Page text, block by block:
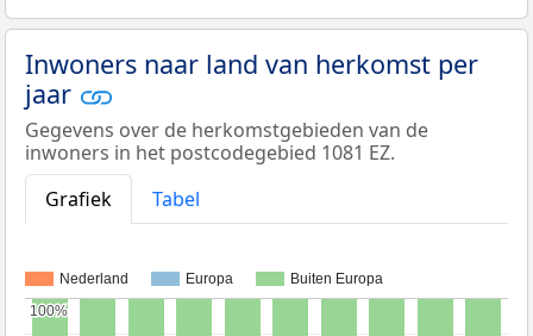
Inwoners naar land van herkomst per
jaar
Gegevens over de herkomstgebieden van de
inwoners in het postcodegebied 1081 EZ.
Grafiek
Tabel
Nederland Europa Buiten Europa
100%
100%